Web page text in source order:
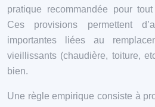
pratique recommandée pour
Ces provisions permettent
importantes liées au
vieillissants (chaudière, toiture,
bien.
Une règle empirique consiste à